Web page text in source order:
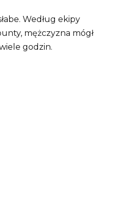
Według ekipy
mężczyzna mógł
godzin.